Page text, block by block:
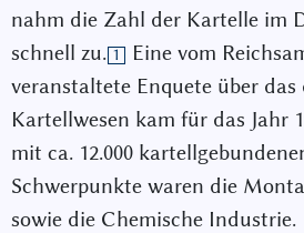
nahm die Zahl der Kartelle im
schnell zu. 1
Eine vom
veranstaltete Enquete über das
Kartellwesen kam für das Jahr
mit ca. 12.000
Schwerpunkte waren die
sowie die Chemische Industrie.